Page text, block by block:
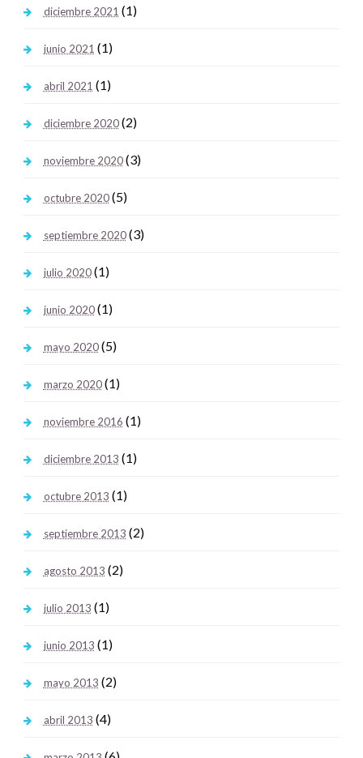
diciembre 2021 (1)
junio 2021 (1)
abril 2021 (1)
diciembre 2020(2)
noviembre 2020(3)
octubre 2020(5)
septiembre 2020(3)
julio 2020(1)
junio 2020(1)
mayo 2020(5)
marzo 2020(1)
noviembre 2016 (1)
diciembre 2013 (1)
octubre 2013 (1)
septiembre 2013 (2)
agosto 2013 (2)
julio 2013 (1)
junio 2013 (1)
mayo 2013 (2)
abril 2013 (4)